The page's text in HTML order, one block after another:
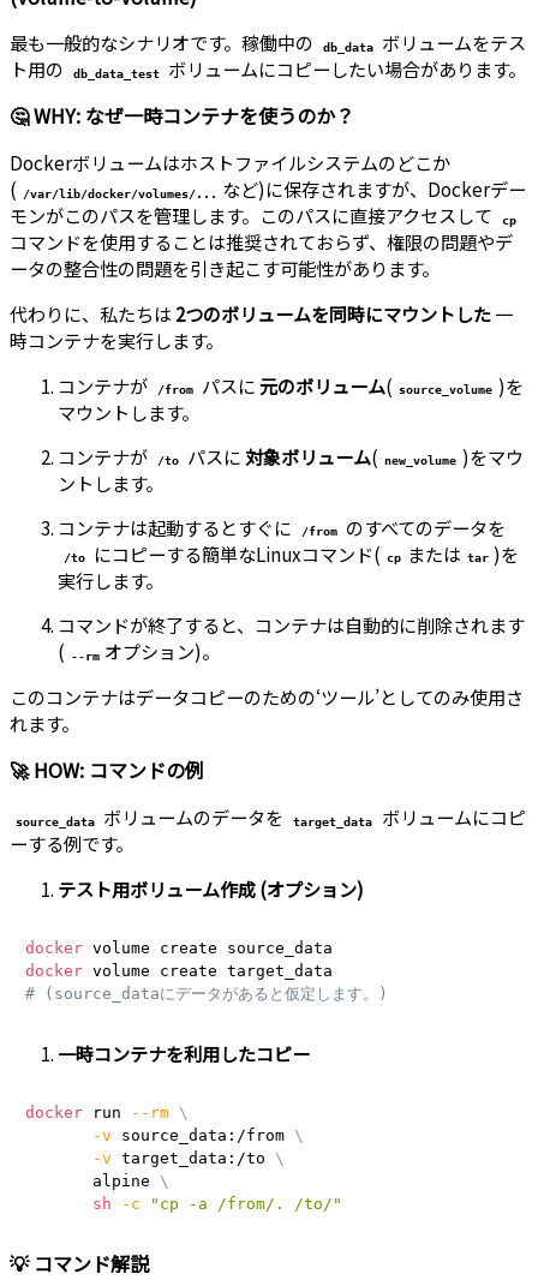
最も一般的なシナリオです。稼働中の db_data
ボリュームをテス
ト用の
db_data_test ボリュームにコピーしたい場合があります。
🤔 WHY: なぜ一時コンテナを使うのか？
Dockerボリュームはホストファイルシステムのどこか
( /var/lib/docker/volumes/... など)に保存されますが、Dockerデー
モンがこのパスを管理します。このパスに直接アクセスして
cp
コマンドを使用することは推奨されておらず、権限の問題やデ
ータの整合性の問題を引き起こす可能性があります。
代わりに、私たちは 2つのボリュームを同時にマウントした一
時コンテナを実行します。
コンテナが
/from パスに元のボリューム( source_volume )を
マウントします。
コンテナが
/to パスに 対象ボリューム( new_volume )をマウ
ントします。
コンテナは起動するとすぐに
/from のすべてのデータを
/to にコピーする簡単なLinuxコマンド( cp または tar )を
実行します。
コマンドが終了すると、コンテナは自動的に削除されます
( --rm オプション)。
このコンテナはデータコピーのための‘ツール’としてのみ使用さ
れます。
🚀 HOW: コマンドの例
source_data ボリュームのデータを target_data
ボリュームにコピ
ーする例です。
テスト用ボリューム作成 (オプション)
docker
docker
# (source_dataにデータがあると仮定します。)
一時コンテナを利用したコピー
docker run --rm
\
-v source_data:/from \
-v target_data:/to \
       alpine
\
sh
-c "cp -a /from/. /to/"
💡 コマンド解説